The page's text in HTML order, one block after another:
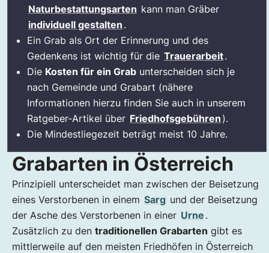
Naturbestattungsarten kann man Gräber
individuell gestalten .
Ein Grab als Ort der Erinnerung und des
Gedenkens ist wichtig für die Trauerarbeit.
Die Kosten für ein Grab unterscheiden sich je
nach Gemeinde und Grabart (nähere
Informationen hierzu finden Sie auch in unserem
Ratgeber-Artikel über Friedhofsgebühren ).
Die Mindestliegezeit beträgt meist 10 Jahre.
Grabarten in Österreich
Prinzipiell unterscheidet man zwischen der Beisetzung
eines Verstorbenen in einem Sarg und der Beisetzung
der Asche des Verstorbenen in einer Urne .
Zusätzlich zu den traditionellen Grabarten gibt es
mittlerweile auf den meisten Friedhöfen in Österreich